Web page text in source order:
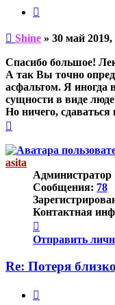
Непрочитанное
Shine » 30 май 2019,
Спасибо большое!
А так Вы точно
асфальтом. Я иногда
сущности в виде
Но ничего, сдаваться
началу
asita
Администратор
Сообщения: 78
Контактная
информация
пользователя
Отправить
Re: Потеря